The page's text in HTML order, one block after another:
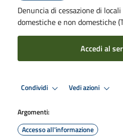
Denuncia di cessazione di
domestiche e non domestiche
Accedi al
Condividi Vedi azioni
Argomenti:
Accesso all'informazione